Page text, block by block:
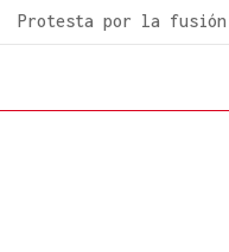
Protesta por la fusión